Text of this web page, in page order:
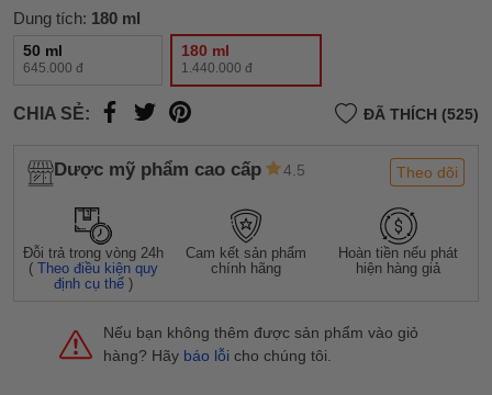
Dung tích: 180 ml
50 ml
645.000 đ
180 ml
1.440.000 đ
CHIA SẺ: ĐÃ THÍCH (525)
Dược mỹ phẩm cao cấp 4.5 Theo dõi
Đỗi trả trong vòng 24h
(Theo điều kiện quy
định cụ thể )
Cam kết sản phẩm
chính hãng
Hoàn tiền nếu phát
hiện hàng giả
Nếu bạn không thêm được sản phẩm vào giỏ
hàng? Hãy báo lỗi cho chúng tôi.